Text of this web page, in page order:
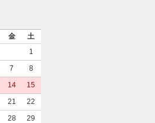
金
土
1
7
8
14
15
21
22
28
29